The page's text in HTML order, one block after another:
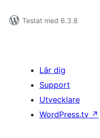
Testat med 6.3.8
Lär dig
Support
Utvecklare
WordPress.tv ↗